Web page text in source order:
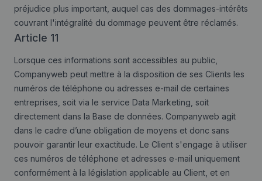
préjudice plus important, auquel cas des dommages-intérêts
couvrant l'intégralité du dommage peuvent être réclamés.
Article 11
Lorsque ces informations sont accessibles au public,
Companyweb peut mettre à la disposition de ses Clients les
numéros de téléphone ou adresses e-mail de certaines
entreprises, soit via le service Data Marketing, soit
directement dans la Base de données. Companyweb agit
dans le cadre d’une obligation de moyens et donc sans
pouvoir garantir leur exactitude. Le Client s'engage à utiliser
ces numéros de téléphone et adresses e-mail uniquement
conformément à la législation applicable au Client, et en